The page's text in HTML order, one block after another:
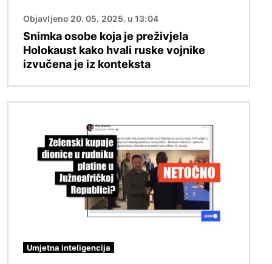
Objavljeno 20. 05. 2025. u 13:04
Snimka osobe koja je preživjela
Holokaust kako hvali ruske vojnike
izvučena je iz konteksta
Umjetna inteligencija